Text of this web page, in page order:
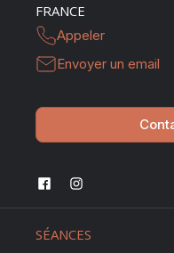
FRANCE
Appeler
Envoyer un email
SÉANCES